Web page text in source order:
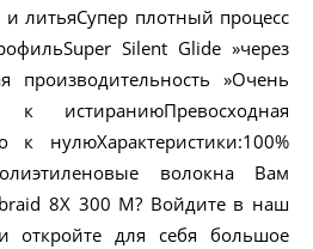
литьяСупер плотный процесс
Silent Glide »через
производительность »Очень
к истираниюПревосходная
к нулюХарактеристики:100%
волокна Вам
8X 300 M? Войдите в наш
откройте для себя большое